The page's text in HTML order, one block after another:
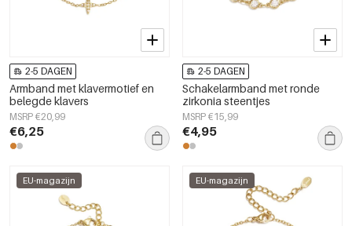
2-5 DAGEN
Armband met klavermotief en
belegde klavers
MSRP €20,99
€6,25
2-5 DAGEN
Schakelarmband met ronde
zirkonia steentjes
MSRP €15,99
€4,95
EU-magazijn EU-magazijn